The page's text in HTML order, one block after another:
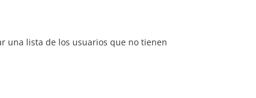
una lista de los usuarios que no tienen